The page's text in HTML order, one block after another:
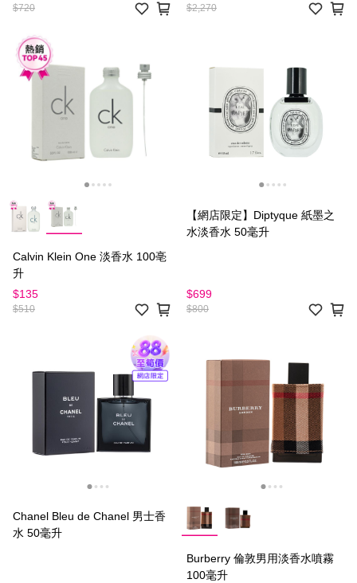
$720 $2,270
Calvin Klein One 淡香水 100亳
升
$510
$135
【網店限定】Diptyque 紙墨之
水淡香水 50毫升
$800
$699
Chanel Bleu de Chanel 男士香
水 50毫升
Burberry 倫敦男用淡香水噴霧
100毫升